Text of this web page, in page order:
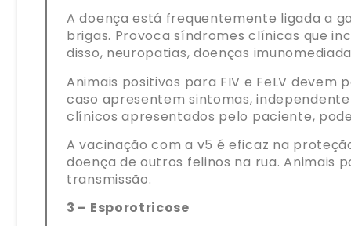
A doença está frequentemente ligada a
brigas. Provoca síndromes clínicas que
disso, neuropatias, doenças
Animais positivos para FIV e FeLV
caso apresentem sintomas,
clínicos apresentados pelo paciente,
A vacinação com a v5 é eficaz na
doença de outros felinos na rua. Animais
transmissão.
3 – Esporotricose